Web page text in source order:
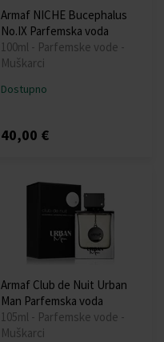
Armaf NICHE Bucephalus
No.IX Parfemska voda
100ml - Parfemske vode -
Muškarci
Dostupno
40,00 €
Armaf Club de Nuit Urban
Man Parfemska voda
105ml - Parfemske vode -
Muškarci